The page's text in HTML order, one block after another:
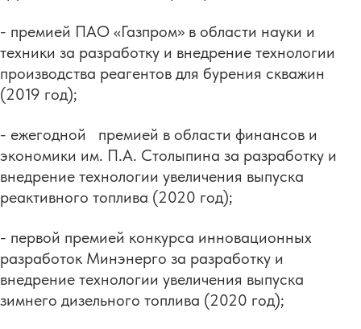
- премией ПАО «Газпром» в области науки и
техники за разработку и внедрение технологии
производства реагентов для бурения скважин
(2019 год);
- ежегодной премией в области финансов и
экономики им. П.А. Столыпина за разработку и
внедрение технологии увеличения выпуска
реактивного топлива (2020 год);
- первой премией конкурса инновационных
разработок Минэнерго за разработку и
внедрение технологии увеличения выпуска
зимнего дизельного топлива (2020 год);